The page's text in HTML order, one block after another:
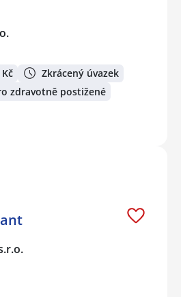
Zkrácený úvazek
zdravotně postižené